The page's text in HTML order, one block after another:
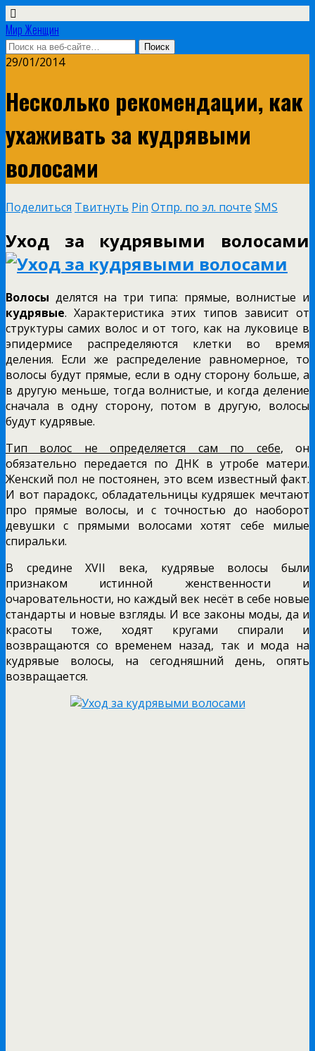
Мир Женщин
29/01/2014
Несколько рекомендации, как
ухаживать за кудрявыми
волосами
Поделиться Твитнуть Pin Отпр. по эл. почте SMS
Уход за кудрявыми волосами
Волосы делятся на три типа: прямые, волнистые и
кудрявые. Характеристика этих типов зависит от
структуры самих волос и от того, как на луковице в
эпидермисе распределяются клетки во время
деления. Если же распределение равномерное, то
волосы будут прямые, если в одну сторону больше, а
в другую меньше, тогда волнистые, и когда деление
сначала в одну сторону, потом в другую, волосы
будут кудрявые.
Тип волос не определяется сам по себе, он
обязательно передается по ДНК в утробе матери.
Женский пол не постоянен, это всем известный факт.
И вот парадокс, обладательницы кудряшек мечтают
про прямые волосы, и с точностью до наоборот
девушки с прямыми волосами хотят себе милые
спиральки.
В средине ХVII века, кудрявые волосы были
признаком истинной женственности и
очаровательности, но каждый век несёт в себе новые
стандарты и новые взгляды. И все законы моды, да и
красоты тоже, ходят кругами спирали и
возвращаются со временем назад, так и мода на
кудрявые волосы, на сегодняшний день, опять
возвращается.